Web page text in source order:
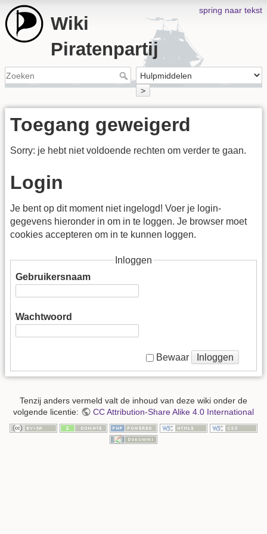
spring naar tekst
Wiki
Piratenpartij
>
Toegang geweigerd
Sorry: je hebt niet voldoende rechten om verder te gaan.
Login
Je bent op dit moment niet ingelogd! Voer je login-
gegevens hieronder in om in te loggen. Je browser moet
cookies accepteren om in te kunnen loggen.
Inloggen
Gebruikersnaam
Wachtwoord
Bewaar Inloggen
Tenzij anders vermeld valt de inhoud van deze wiki onder de
volgende licentie:
CC Attribution-Share Alike 4.0 International